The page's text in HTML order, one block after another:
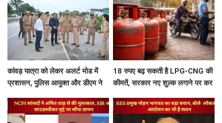
कांवड़ यात्रा को लेकर अलर्ट मोड में
प्रशासन, पुलिस आयुक्त और डीएम ने
किया निरीक्षण
18 रुपए बढ़ सकती है LPG-CNG की
कीमतें, सरकार नए शुल्क लगाने पर कर